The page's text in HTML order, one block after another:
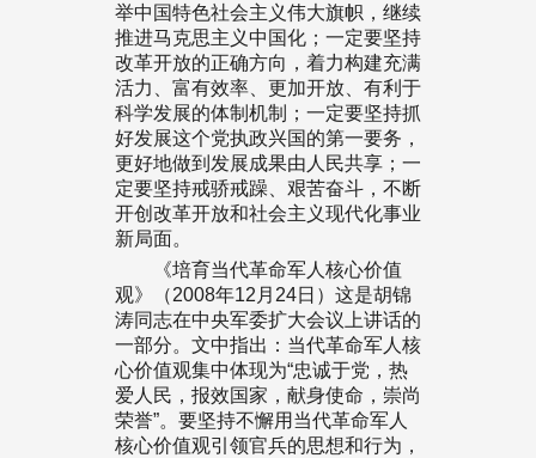
举中国特色社会主义伟大旗帜，继续
推进马克思主义中国化；一定要坚持
改革开放的正确方向，着力构建充满
活力、富有效率、更加开放、有利于
科学发展的体制机制；一定要坚持抓
好发展这个党执政兴国的第一要务，
更好地做到发展成果由人民共享；一
定要坚持戒骄戒躁、艰苦奋斗，不断
开创改革开放和社会主义现代化事业
新局面。
《培育当代革命军人核心价值
观》（2008年12月24日）这是胡锦
涛同志在中央军委扩大会议上讲话的
一部分。文中指出：当代革命军人核
心价值观集中体现为“忠诚于党，热
爱人民，报效国家，献身使命，崇尚
荣誉”。要坚持不懈用当代革命军人
核心价值观引领官兵的思想和行为，